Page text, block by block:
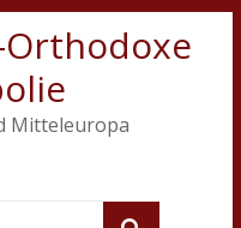
Mitteleuropa